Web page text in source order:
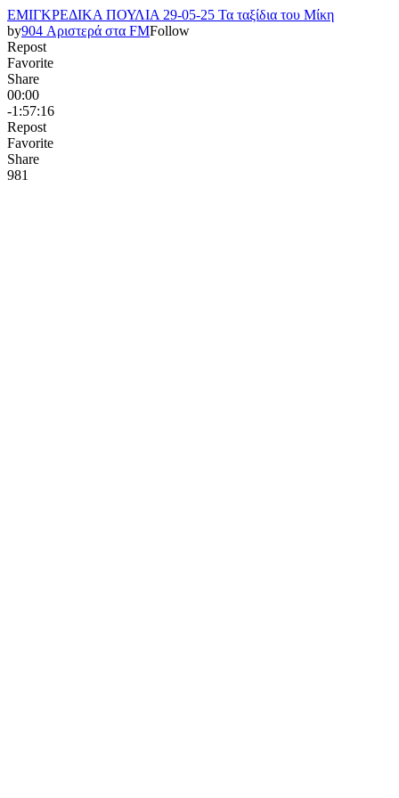
ΕΜΙΓΚΡΕΔΙΚΑ ΠΟΥΛΙΑ 29-05-25 Τα ταξίδια του Μίκη
by904 Αριστερά στα FMFollow
Repost
Favorite
Share
00:00
-1:57:16
Repost
Favorite
Share
981